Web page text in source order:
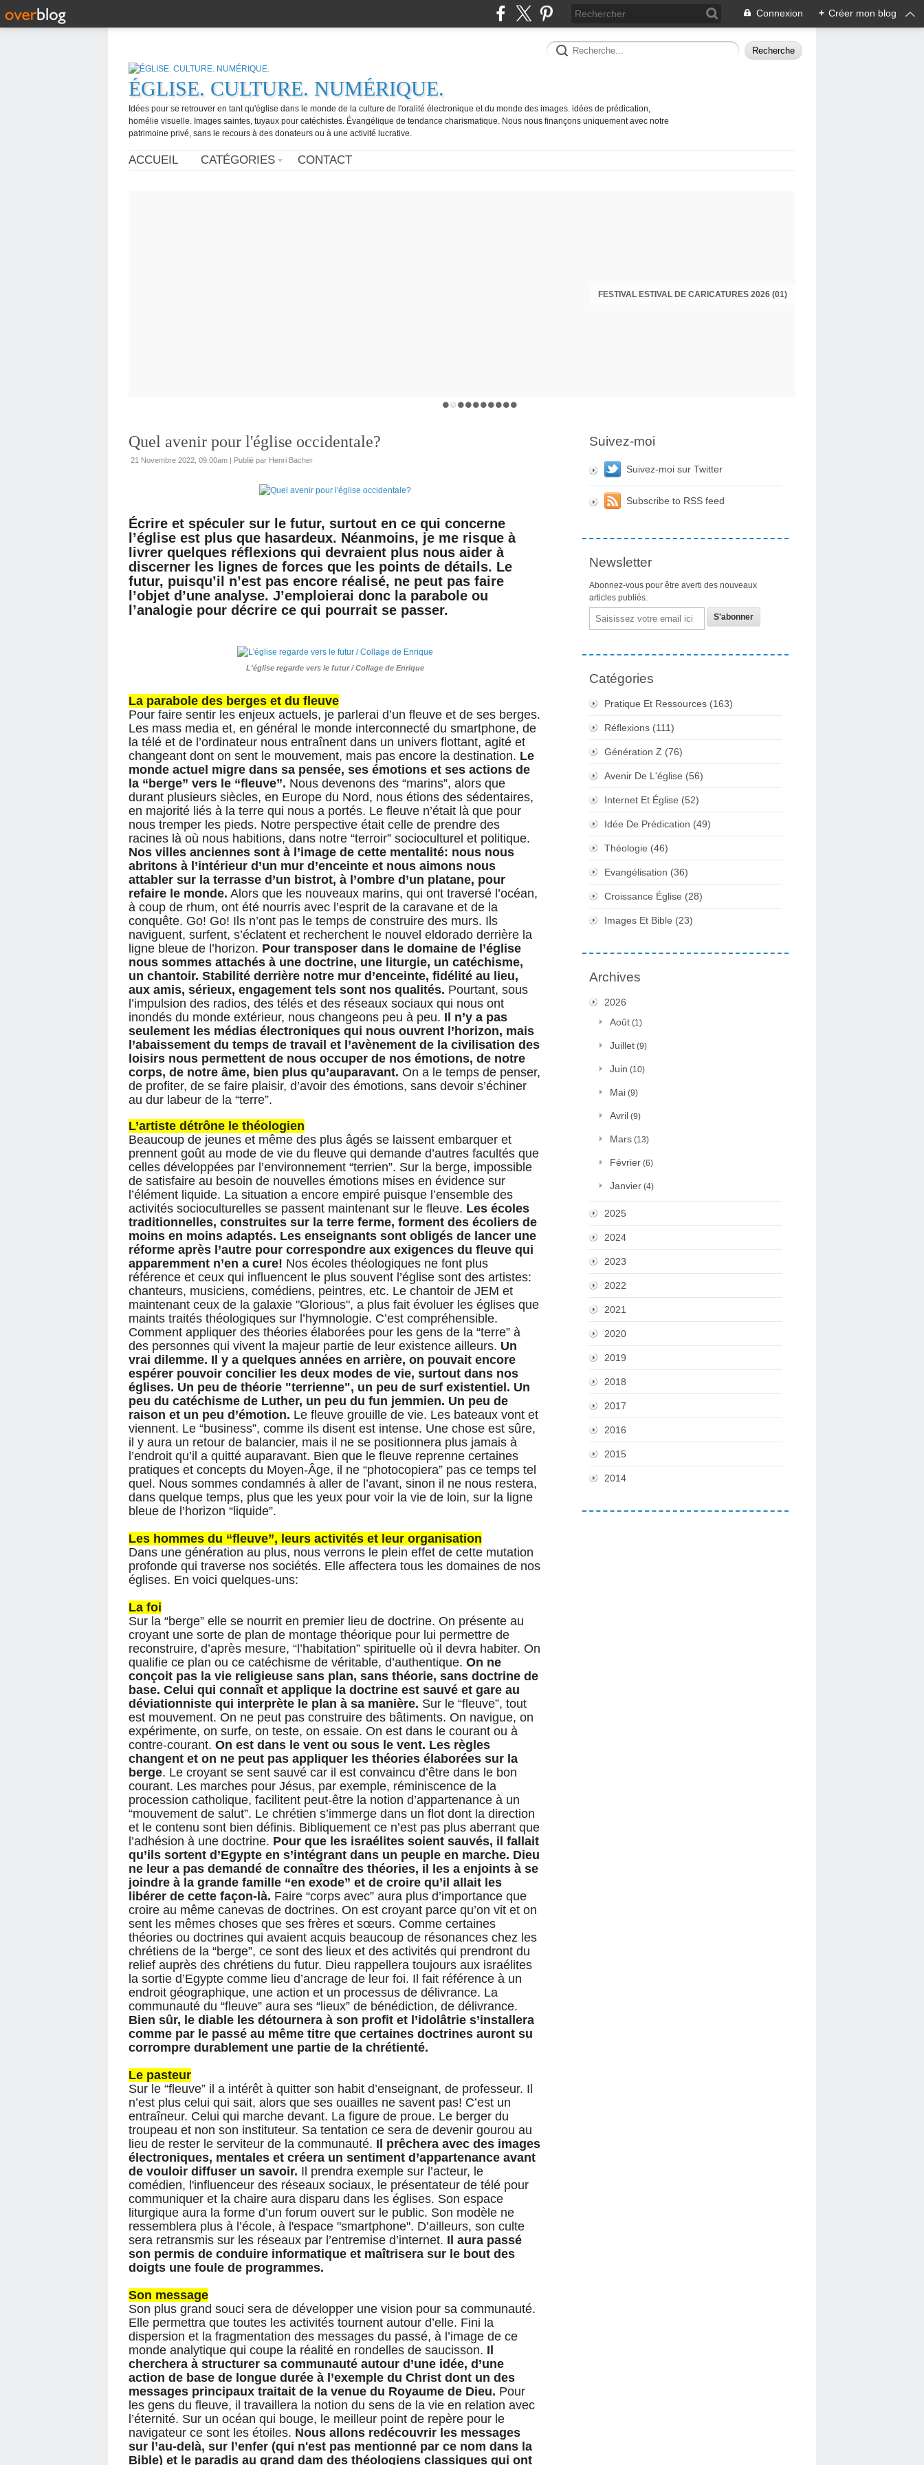
Connexion + Créer mon blog
ÉGLISE. CULTURE. NUMÉRIQUE.
Idées pour se retrouver en tant qu'église dans le monde de la culture de l'oralité électronique et du monde des images. idées de prédication,
homélie visuelle. Images saintes, tuyaux pour catéchistes. Évangélique de tendance charismatique. Nous nous finançons uniquement avec notre
patrimoine privé, sans le recours à des donateurs ou à une activité lucrative.
ACCUEIL CATÉGORIES CONTACT
FESTIVAL ESTIVAL DE CARICATURES 2026 (01)
Quel avenir pour l'église occidentale?
21 Novembre 2022, 09:00am | Publié par Henri Bacher
Écrire et spéculer sur le futur, surtout en ce qui concerne
l’église est plus que hasardeux. Néanmoins, je me risque à
livrer quelques réflexions qui devraient plus nous aider à
discerner les lignes de forces que les points de détails. Le
futur, puisqu’il n’est pas encore réalisé, ne peut pas faire
l’objet d’une analyse. J’emploierai donc la parabole ou
l’analogie pour décrire ce qui pourrait se passer.
L'église regarde vers le futur / Collage de Enrique
La parabole des berges et du fleuve
Pour faire sentir les enjeux actuels, je parlerai d’un fleuve et de ses berges.
Les mass media et, en général le monde interconnecté du smartphone, de
la télé et de l’ordinateur nous entraînent dans un univers flottant, agité et
changeant dont on sent le mouvement, mais pas encore la destination. Le
monde actuel migre dans sa pensée, ses émotions et ses actions de
la “berge” vers le “fleuve”. Nous devenons des “marins”, alors que
durant plusieurs siècles, en Europe du Nord, nous étions des sédentaires,
en majorité liés à la terre qui nous a portés. Le fleuve n’était là que pour
nous tremper les pieds. Notre perspective était celle de prendre des
racines là où nous habitions, dans notre “terroir” socioculturel et politique.
Nos villes anciennes sont à l’image de cette mentalité: nous nous
abritons à l’intérieur d’un mur d’enceinte et nous aimons nous
attabler sur la terrasse d’un bistrot, à l’ombre d’un platane, pour
refaire le monde. Alors que les nouveaux marins, qui ont traversé l’océan,
à coup de rhum, ont été nourris avec l’esprit de la caravane et de la
conquête. Go! Go! Ils n’ont pas le temps de construire des murs. Ils
naviguent, surfent, s’éclatent et recherchent le nouvel eldorado derrière la
ligne bleue de l’horizon. Pour transposer dans le domaine de l’église
nous sommes attachés à une doctrine, une liturgie, un catéchisme,
un chantoir. Stabilité derrière notre mur d’enceinte, fidélité au lieu,
aux amis, sérieux, engagement tels sont nos qualités. Pourtant, sous
l’impulsion des radios, des télés et des réseaux sociaux qui nous ont
inondés du monde extérieur, nous changeons peu à peu. Il n’y a pas
seulement les médias électroniques qui nous ouvrent l’horizon, mais
l’abaissement du temps de travail et l’avènement de la civilisation des
loisirs nous permettent de nous occuper de nos émotions, de notre
corps, de notre âme, bien plus qu’auparavant. On a le temps de penser,
de profiter, de se faire plaisir, d’avoir des émotions, sans devoir s’échiner
au dur labeur de la “terre”.
L’artiste détrône le théologien
Beaucoup de jeunes et même des plus âgés se laissent embarquer et
prennent goût au mode de vie du fleuve qui demande d’autres facultés que
celles développées par l’environnement “terrien”. Sur la berge, impossible
de satisfaire au besoin de nouvelles émotions mises en évidence sur
l’élément liquide. La situation a encore empiré puisque l’ensemble des
activités socioculturelles se passent maintenant sur le fleuve. Les écoles
traditionnelles, construites sur la terre ferme, forment des écoliers de
moins en moins adaptés. Les enseignants sont obligés de lancer une
réforme après l’autre pour correspondre aux exigences du fleuve qui
apparemment n’en a cure! Nos écoles théologiques ne font plus
référence et ceux qui influencent le plus souvent l’église sont des artistes:
chanteurs, musiciens, comédiens, peintres, etc. Le chantoir de JEM et
maintenant ceux de la galaxie "Glorious", a plus fait évoluer les églises que
maints traités théologiques sur l’hymnologie. C’est compréhensible.
Comment appliquer des théories élaborées pour les gens de la “terre” à
des personnes qui vivent la majeur partie de leur existence ailleurs. Un
vrai dilemme. Il y a quelques années en arrière, on pouvait encore
espérer pouvoir concilier les deux modes de vie, surtout dans nos
églises. Un peu de théorie "terrienne", un peu de surf existentiel. Un
peu du catéchisme de Luther, un peu du fun jemmien. Un peu de
raison et un peu d’émotion. Le fleuve grouille de vie. Les bateaux vont et
viennent. Le “business”, comme ils disent est intense. Une chose est sûre,
il y aura un retour de balancier, mais il ne se positionnera plus jamais à
l’endroit qu’il a quitté auparavant. Bien que le fleuve reprenne certaines
pratiques et concepts du Moyen-Âge, il ne “photocopiera” pas ce temps tel
quel. Nous sommes condamnés à aller de l’avant, sinon il ne nous restera,
dans quelque temps, plus que les yeux pour voir la vie de loin, sur la ligne
bleue de l’horizon “liquide”.
Les hommes du “fleuve”, leurs activités et leur organisation
Dans une génération au plus, nous verrons le plein effet de cette mutation
profonde qui traverse nos sociétés. Elle affectera tous les domaines de nos
églises. En voici quelques-uns:
La foi
Sur la “berge” elle se nourrit en premier lieu de doctrine. On présente au
croyant une sorte de plan de montage théorique pour lui permettre de
reconstruire, d’après mesure, “l’habitation” spirituelle où il devra habiter. On
qualifie ce plan ou ce catéchisme de véritable, d’authentique. On ne
conçoit pas la vie religieuse sans plan, sans théorie, sans doctrine de
base. Celui qui connaît et applique la doctrine est sauvé et gare au
déviationniste qui interprète le plan à sa manière. Sur le “fleuve”, tout
est mouvement. On ne peut pas construire des bâtiments. On navigue, on
expérimente, on surfe, on teste, on essaie. On est dans le courant ou à
contre-courant. On est dans le vent ou sous le vent. Les règles
changent et on ne peut pas appliquer les théories élaborées sur la
berge. Le croyant se sent sauvé car il est convaincu d’être dans le bon
courant. Les marches pour Jésus, par exemple, réminiscence de la
procession catholique, facilitent peut-être la notion d’appartenance à un
“mouvement de salut”. Le chrétien s’immerge dans un flot dont la direction
et le contenu sont bien définis. Bibliquement ce n’est pas plus aberrant que
l’adhésion à une doctrine. Pour que les israélites soient sauvés, il fallait
qu’ils sortent d’Egypte en s’intégrant dans un peuple en marche. Dieu
ne leur a pas demandé de connaître des théories, il les a enjoints à se
joindre à la grande famille “en exode” et de croire qu’il allait les
libérer de cette façon-là. Faire “corps avec” aura plus d’importance que
croire au même canevas de doctrines. On est croyant parce qu’on vit et on
sent les mêmes choses que ses frères et sœurs. Comme certaines
théories ou doctrines qui avaient acquis beaucoup de résonances chez les
chrétiens de la “berge”, ce sont des lieux et des activités qui prendront du
relief auprès des chrétiens du futur. Dieu rappellera toujours aux israélites
la sortie d’Egypte comme lieu d’ancrage de leur foi. Il fait référence à un
endroit géographique, une action et un processus de délivrance. La
communauté du “fleuve” aura ses “lieux” de bénédiction, de délivrance.
Bien sûr, le diable les détournera à son profit et l’idolâtrie s’installera
comme par le passé au même titre que certaines doctrines auront su
corrompre durablement une partie de la chrétienté.
Le pasteur
Sur le “fleuve” il a intérêt à quitter son habit d’enseignant, de professeur. Il
n’est plus celui qui sait, alors que ses ouailles ne savent pas! C’est un
entraîneur. Celui qui marche devant. La figure de proue. Le berger du
troupeau et non son instituteur. Sa tentation ce sera de devenir gourou au
lieu de rester le serviteur de la communauté. Il prêchera avec des images
électroniques, mentales et créera un sentiment d’appartenance avant
de vouloir diffuser un savoir. Il prendra exemple sur l’acteur, le
comédien, l'influenceur des réseaux sociaux, le présentateur de télé pour
communiquer et la chaire aura disparu dans les églises. Son espace
liturgique aura la forme d’un forum ouvert sur le public. Son modèle ne
ressemblera plus à l’école, à l'espace "smartphone". D’ailleurs, son culte
sera retransmis sur les réseaux par l’entremise d’internet. Il aura passé
son permis de conduire informatique et maîtrisera sur le bout des
doigts une foule de programmes.
Son message
Son plus grand souci sera de développer une vision pour sa communauté.
Elle permettra que toutes les activités tournent autour d’elle. Fini la
dispersion et la fragmentation des messages du passé, à l’image de ce
monde analytique qui coupe la réalité en rondelles de saucisson. Il
cherchera à structurer sa communauté autour d’une idée, d’une
action de base de longue durée à l’exemple du Christ dont un des
messages principaux traitait de la venue du Royaume de Dieu. Pour
les gens du fleuve, il travaillera la notion du sens de la vie en relation avec
l’éternité. Sur un océan qui bouge, le meilleur point de repère pour le
navigateur ce sont les étoiles. Nous allons redécouvrir les messages
sur l’au-delà, sur l’enfer (qui n'est pas mentionné par ce nom dans la
Bible) et le paradis au grand dam des théologiens classiques qui ont
Suivez-moi
Suivez-moi sur Twitter
Subscribe to RSS feed
Newsletter
Abonnez-vous pour être averti des nouveaux
articles publiés.
Email
Catégories
Pratique Et Ressources (163)
Réflexions (111)
Génération Z (76)
Avenir De L'église (56)
Internet Et Église (52)
Idée De Prédication (49)
Théologie (46)
Evangélisation (36)
Croissance Église (28)
Images Et Bible (23)
Archives
2026
Août (1)
Juillet (9)
Juin (10)
Mai (9)
Avril (9)
Mars (13)
Février (6)
Janvier (4)
2025
2024
2023
2022
2021
2020
2019
2018
2017
2016
2015
2014